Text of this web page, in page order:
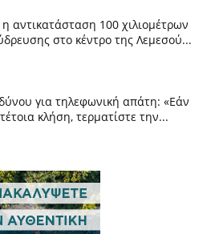
η αντικατάσταση 100 χιλιομέτρων
στο κέντρο της Λεμεσού...
για τηλεφωνική απάτη: «Εάν
κλήση, τερματίστε την...